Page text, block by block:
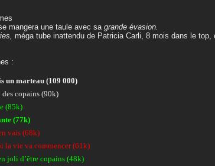
mangera une taule avec sa grande évasion.
méga tube inattendu de Patricia Carli, 8 mois dans le top,
:
un marteau (109 000)
copains (90k)
(85k)
(77k)
vais (68k)
la vie va commencer (61k)
joli d’être copains (48k)